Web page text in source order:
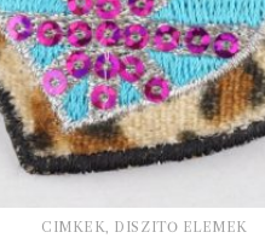
CIMKÉK, DÍSZÍTŐ ELEMEK